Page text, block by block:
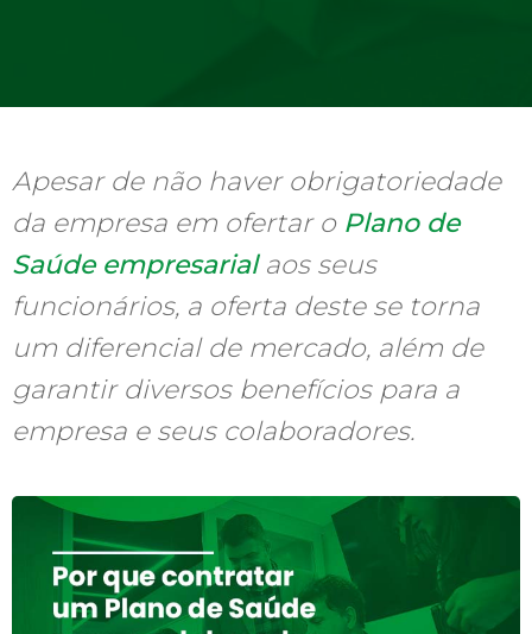
Apesar de não haver obrigatoriedade
da empresa em ofertar oPlano de
Saúde empresarialaos seus
funcionários, a oferta deste se torna
um diferencial de mercado, além de
garantir diversos benefícios para a
empresa e seus colaboradores.